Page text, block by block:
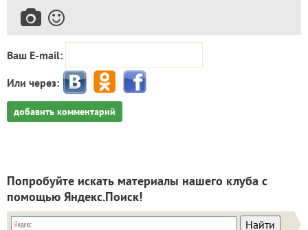
Ваш E-mail:
Или через:
добавить комментарий
Попробуйте искать материалы нашего клуба с
помощью Яндекс.Поиск!